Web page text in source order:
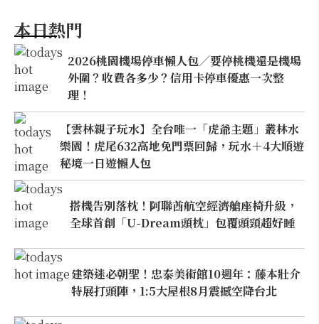
本日熱門
2026桃園機場停車懶人包／要停桃機還是機場
外圍？收費各多少？信用卡停車優惠一次整
理！
【雲林親子玩水】全台唯一「虎爺主題」叢林水
樂園！虎尾632高地免門票回歸，玩水＋4大順遊
秘境一日遊懶人包
搭機告別落枕！阿聯酋航空經濟艙座椅升級，
全球首創「U-Dream頭枕」包覆頭頸超好睡
建築迷必朝聖！忠泰美術館10週年：藤本壯介
特展打頭陣，1:5大屋根8月震撼空降台北